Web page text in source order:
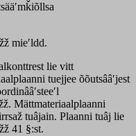
mieʹldd.
lie vitt
tuejjee õõutsââʹjest
Mättmateriaalplaanni
tuâjain. Plaanni tuâj lie
41 §:st.